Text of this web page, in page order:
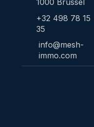
1000 Brussel
+32 498 78 15
35
info@mesh-
immo.com